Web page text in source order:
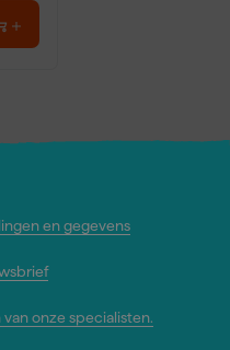
en gegevens
onze specialisten.